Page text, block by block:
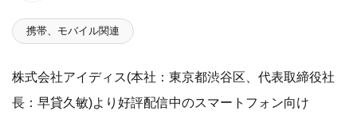
携帯、モバイル関連
株式会社アイディス(本社：東京都渋谷区、代表取締役社
長：早貸久敏)より好評配信中のスマートフォン向け